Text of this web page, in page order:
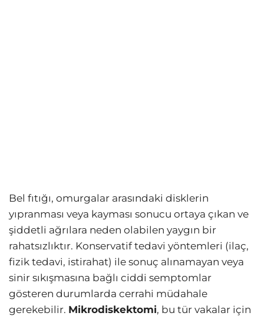
Bel fıtığı, omurgalar arasındaki disklerin
yıpranması veya kayması sonucu ortaya çıkan ve
şiddetli ağrılara neden olabilen yaygın bir
rahatsızlıktır. Konservatif tedavi yöntemleri (ilaç,
fizik tedavi, istirahat) ile sonuç alınamayan veya
sinir sıkışmasına bağlı ciddi semptomlar
gösteren durumlarda cerrahi müdahale
gerekebilir. Mikrodiskektomi, bu tür vakalar için